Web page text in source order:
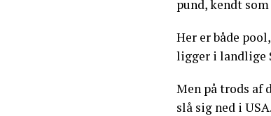
pund, kendt
Her er både
ligger i landlige
Men på trods af
slå sig ned i USA.